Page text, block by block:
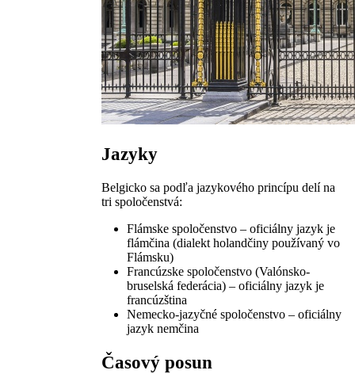
Jazyky
Belgicko sa podľa jazykového princípu delí na
tri spoločenstvá:
Flámske spoločenstvo – oficiálny jazyk je
flámčina (dialekt holandčiny používaný vo
Flámsku)
Francúzske spoločenstvo (Valónsko-
bruselská federácia) – oficiálny jazyk je
francúzština
Nemecko-jazyčné spoločenstvo – oficiálny
jazyk nemčina
Časový posun